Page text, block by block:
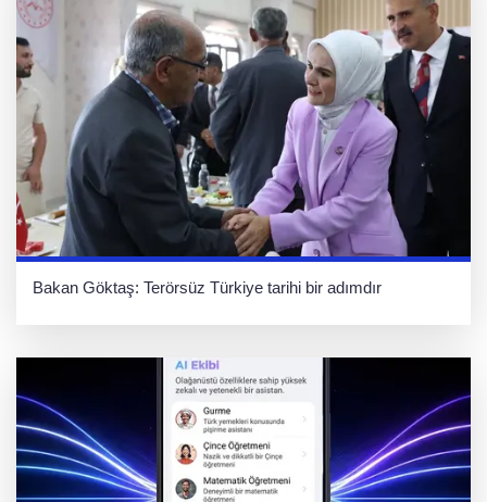
Bakan Göktaş: Terörsüz Türkiye tarihi bir adımdır